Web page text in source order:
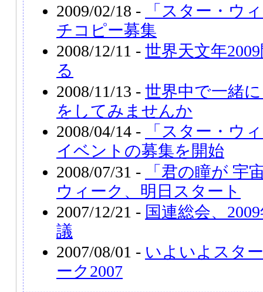
2009/02/18 -
「スター・ウ
チコピー募集
2008/12/11 - 世界天文年
る
2008/11/13 - 世界中で一緒
をしてみませんか
2008/04/14 -
「スター・ウ
イベントの募集を開始
2008/07/31 -
「君の瞳が 宇
ウィーク、明日スタート
2007/12/21 - 国連総会、
議
2007/08/01 - いよいよスタ
ーク2007